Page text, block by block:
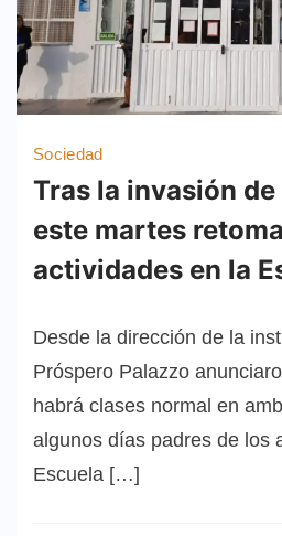
Sociedad
Tras la invasión
este martes
actividades en la
Desde la dirección de la
Próspero Palazzo
habrá clases normal en
algunos días padres de los
Escuela […]